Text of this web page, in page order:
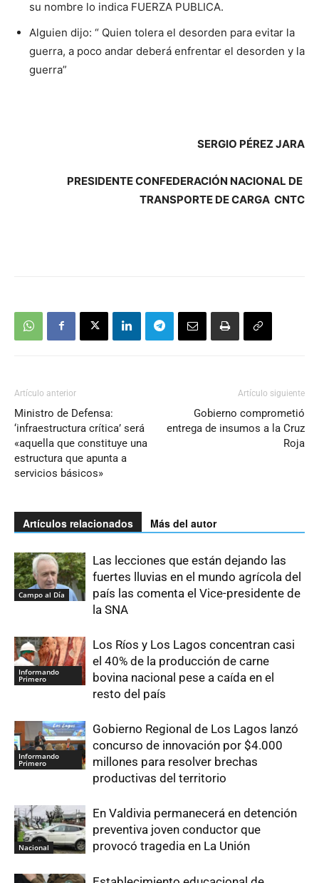
su nombre lo indica FUERZA PUBLICA.
Alguien dijo: “ Quien tolera el desorden para evitar la
guerra, a poco andar deberá enfrentar el desorden y la
guerra”
SERGIO PÉREZ JARA
PRESIDENTE CONFEDERACIÓN NACIONAL DE
TRANSPORTE DE CARGA CNTC
Artículo anterior
Ministro de Defensa:
‘infraestructura crítica’ será
«aquella que constituye una
estructura que apunta a
servicios básicos»
Artículo siguiente
Gobierno comprometió
entrega de insumos a la Cruz
Roja
Artículos relacionados Más del autor
Campo al Día
Las lecciones que están dejando las
fuertes lluvias en el mundo agrícola del
país las comenta el Vice-presidente de
la SNA
Informando
Primero
Los Ríos y Los Lagos concentran casi
el 40% de la producción de carne
bovina nacional pese a caída en el
resto del país
Informando
Primero
Gobierno Regional de Los Lagos lanzó
concurso de innovación por $4.000
millones para resolver brechas
productivas del territorio
Nacional
En Valdivia permanecerá en detención
preventiva joven conductor que
provocó tragedia en La Unión